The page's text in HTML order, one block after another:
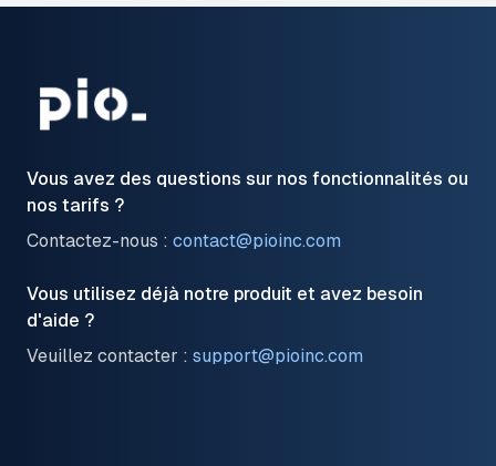
Vous avez des questions sur nos fonctionnalités ou
nos tarifs ?
Contactez-nous : contact@pioinc.com
Vous utilisez déjà notre produit et avez besoin
d'aide ?
Veuillez contacter : support@pioinc.com